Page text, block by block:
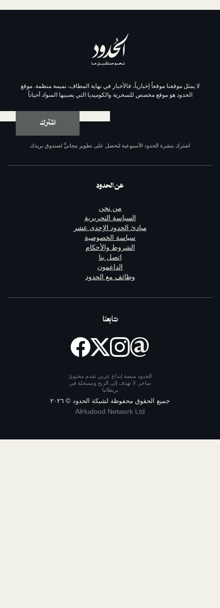
موقعاً إخبارياً، فالأخبار في نهاية المطاف، نميمة منظمة. موقع
مخصص للسخرية والكوميديا التي يصيبها السواد أحياناً
اشترك
الحدود الأسبوعية لتحصل على تطوير مجانيٍّ لصندوق بريدك
مبادئ الحدود الإحدى عشر
الحدود منصة إبداع عربي تقدم محتوىً
ساخر. لا تهدف إلى الربح ومسجلة في
الحقوق محفوظة لشبكة الحدود ©٢٠٢٦
AlHudood Network Ltd